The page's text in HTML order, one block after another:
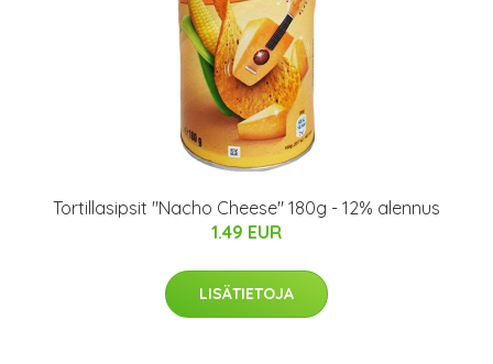
Tortillasipsit "Nacho Cheese" 180g - 12% alennus
1.49 EUR
LISÄTIETOJA